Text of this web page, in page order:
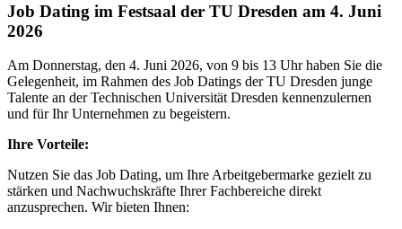
Job Dating im Festsaal der TU Dresden am 4. Juni
2026
Am Donnerstag, den 4. Juni 2026, von 9 bis 13 Uhr haben Sie die
Gelegenheit, im Rahmen des Job Datings der TU Dresden junge
Talente an der Technischen Universität Dresden kennenzulernen
und für Ihr Unternehmen zu begeistern.
Ihre Vorteile:
Nutzen Sie das Job Dating, um Ihre Arbeitgebermarke gezielt zu
stärken und Nachwuchskräfte Ihrer Fachbereiche direkt
anzusprechen. Wir bieten Ihnen: